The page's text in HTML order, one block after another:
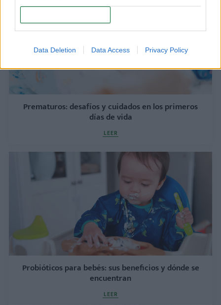
Data Deletion Data Access Privacy Policy
Prematuros: desafíos y cuidados en los primeros
días de vida
LEER
Probióticos para bebés: sus beneficios y dónde se
encuentran
LEER